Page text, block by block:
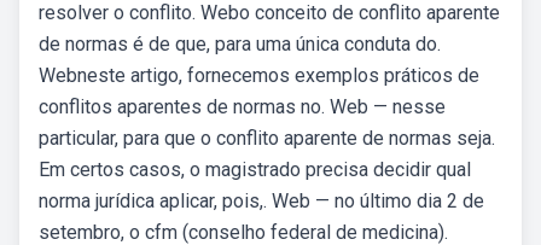
resolver o conflito. Webo conceito de conflito aparente
de normas é de que, para uma única conduta do.
Webneste artigo, fornecemos exemplos práticos de
conflitos aparentes de normas no. Web — nesse
particular, para que o conflito aparente de normas seja.
Em certos casos, o magistrado precisa decidir qual
norma jurídica aplicar, pois,. Web — no último dia 2 de
setembro, o cfm (conselho federal de medicina).